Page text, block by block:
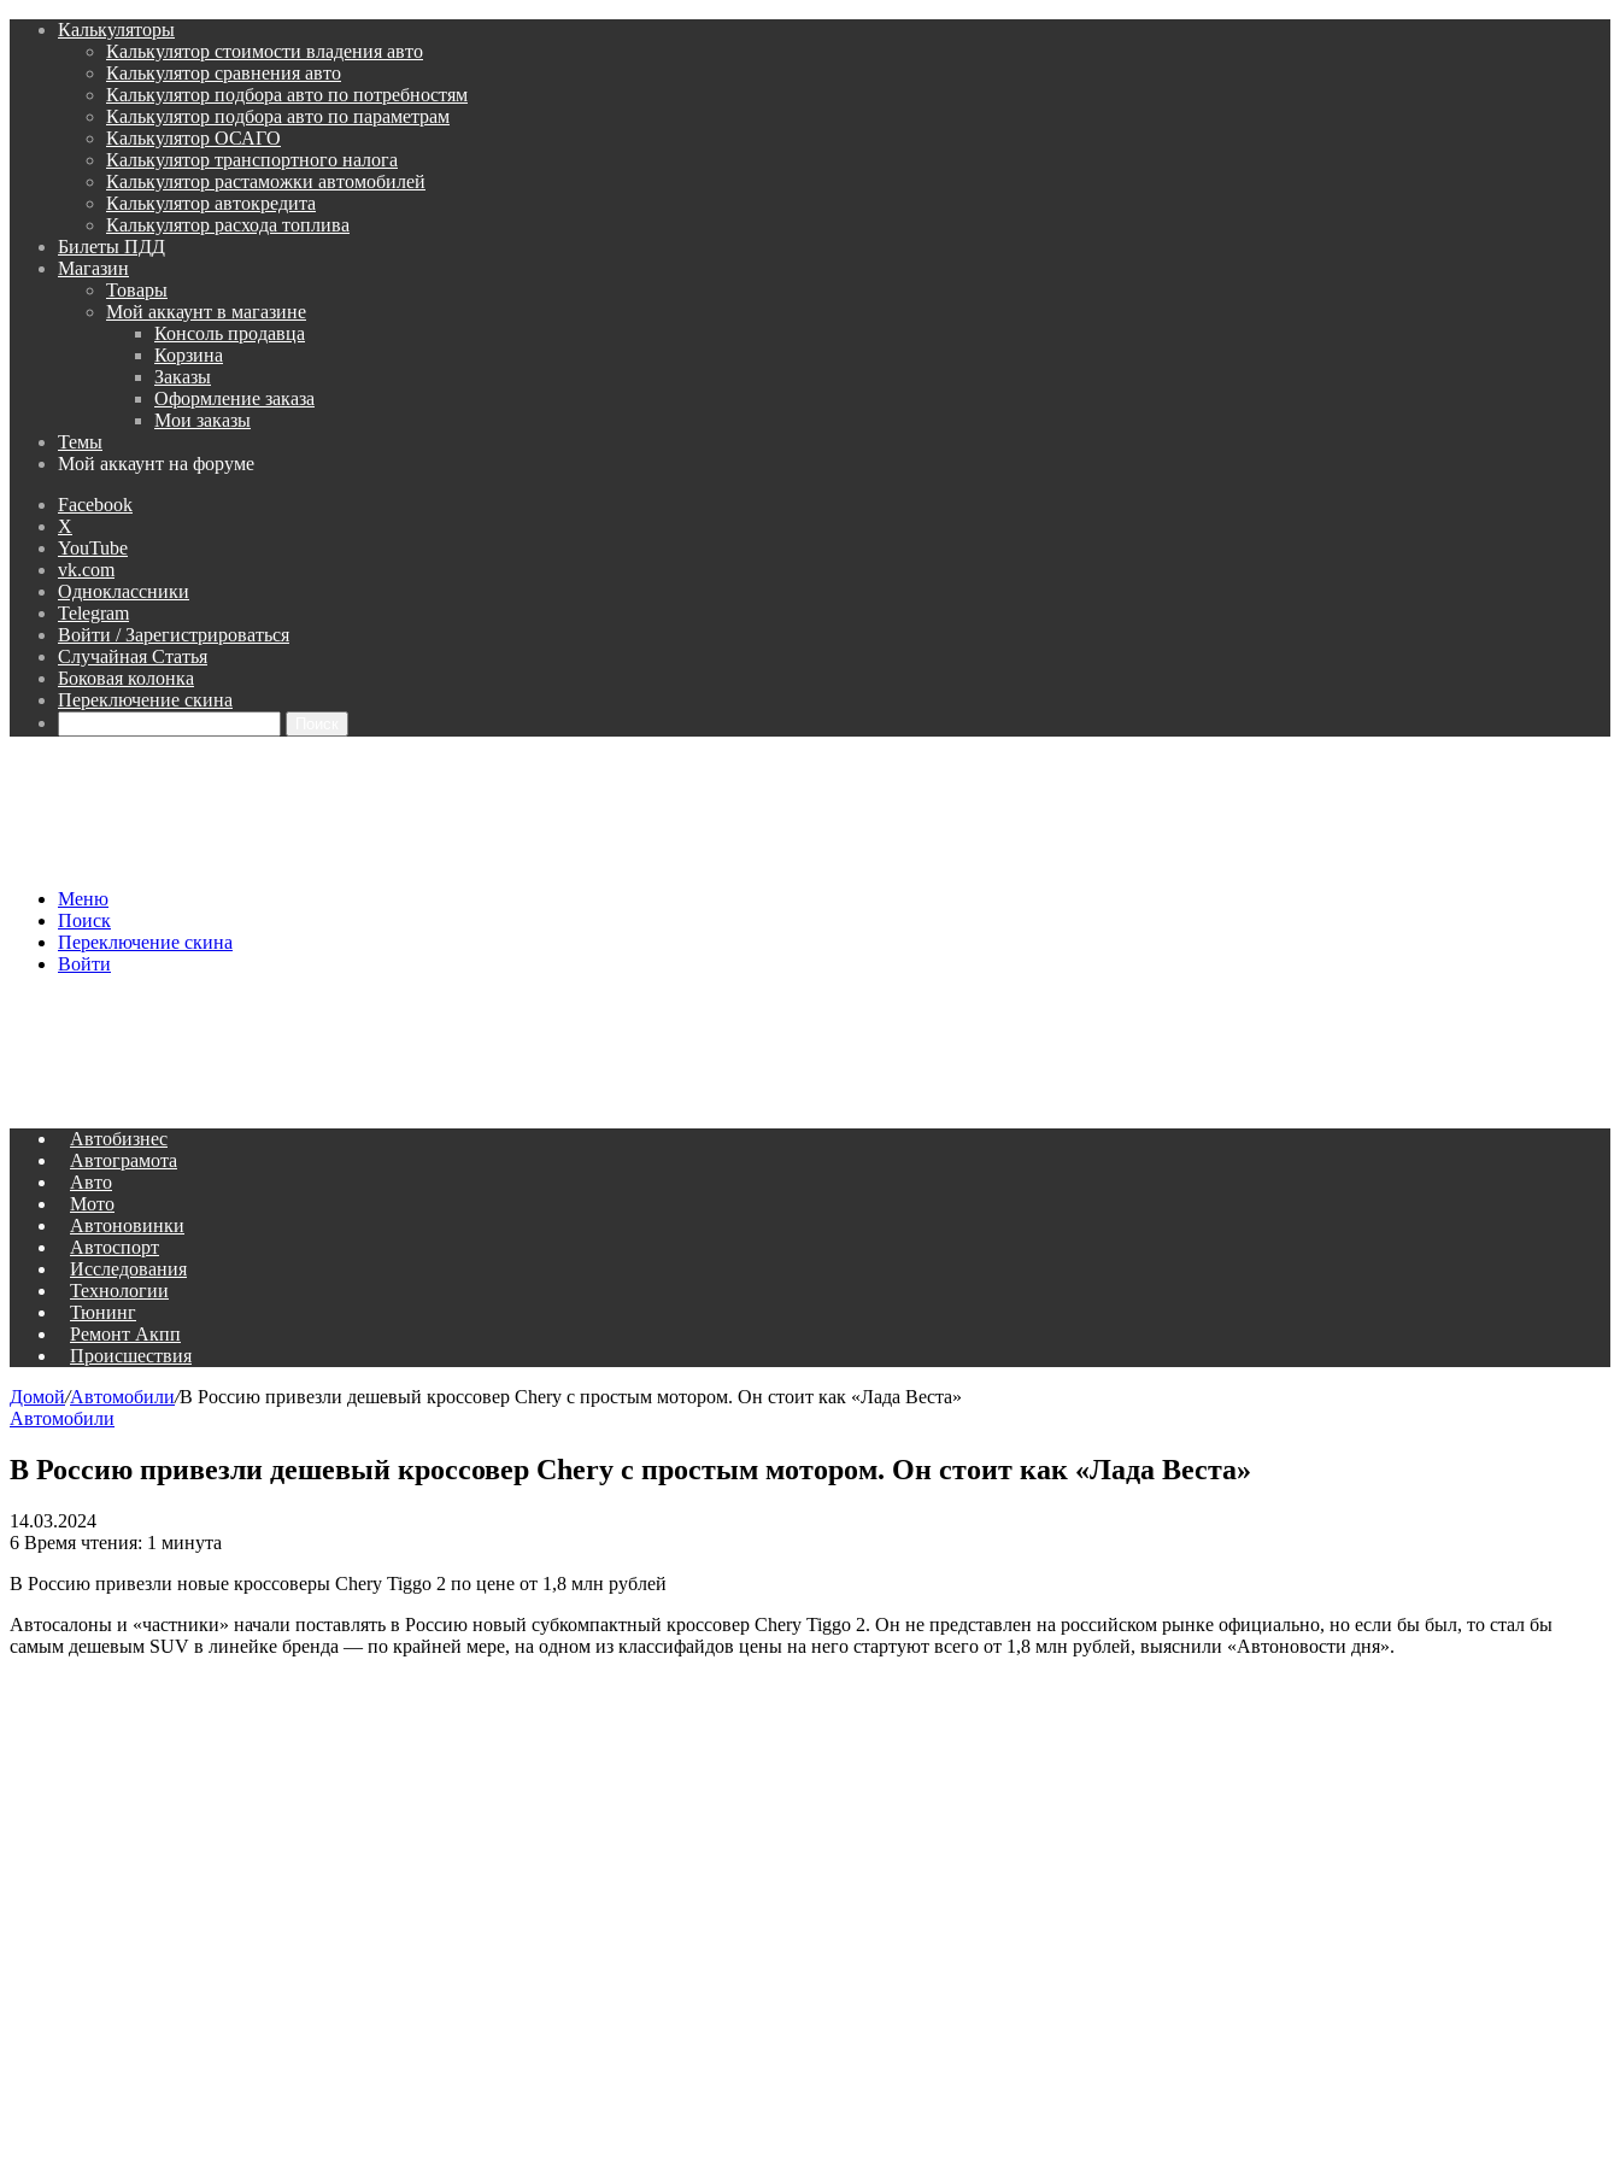
Калькуляторы
Калькулятор стоимости владения авто
Калькулятор сравнения авто
Калькулятор подбора авто по потребностям
Калькулятор подбора авто по параметрам
Калькулятор ОСАГО
Калькулятор транспортного налога
Калькулятор растаможки автомобилей
Калькулятор автокредита
Калькулятор расхода топлива
Билеты ПДД
Магазин
Товары
Мой аккаунт в магазине
Консоль продавца
Корзина
Заказы
Оформление заказа
Мои заказы
Темы
Мой аккаунт на форуме
Facebook
X
YouTube
vk.com
Одноклассники
Telegram
Войти / Зарегистрироваться
Случайная Статья
Боковая колонка
Переключение скина
Меню
Поиск
Переключение скина
Войти
Автобизнес
Автограмота
Авто
Мото
Автоновинки
Автоспорт
Исследования
Технологии
Тюнинг
Ремонт Акпп
Происшествия
Домой/Автомобили/В Россию привезли дешевый кроссовер Chery с простым мотором. Он стоит как «Лада Веста»
Автомобили
В Россию привезли дешевый кроссовер Chery с простым мотором. Он стоит как «Лада Веста»
14.03.2024
6 Время чтения: 1 минута
В Россию привезли новые кроссоверы Chery Tiggo 2 по цене от 1,8 млн рублей
Автосалоны и «частники» начали поставлять в Россию новый субкомпактный кроссовер Chery Tiggo 2. Он не представлен на российском рынке официально, но если бы был, то стал бы
самым дешевым SUV в линейке бренда — по крайней мере, на одном из классифайдов цены на него стартуют всего от 1,8 млн рублей, выяснили «Автоновости дня».